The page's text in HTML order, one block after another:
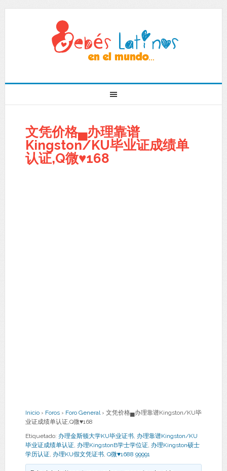
文凭价格▄办理靠谱
Kingston/KU毕业证成绩单
认证,Q微♥168
Inicio › Foros › Foro General › 文凭价格▄办理靠谱Kingston/KU毕
业证成绩单认证,Q微♥168
Etiquetado: 办理金斯顿大学KU毕业证书, 办理靠谱Kingston/KU
毕业证成绩单认证, 办理KingstonB学士学位证, 办理Kingston硕士
学历认证, 办理KU假文凭证书, Q微♥1688 99991